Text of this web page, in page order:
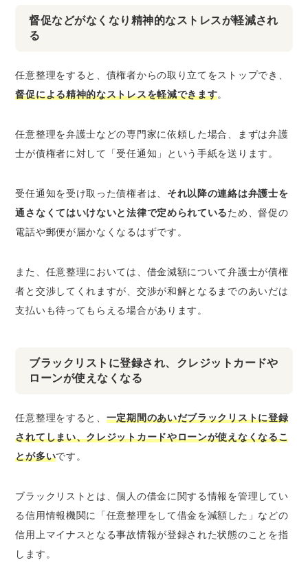
督促などがなくなり精神的なストレスが軽減され
る
任意整理をすると、債権者からの取り立てをストップでき、
督促による精神的なストレスを軽減できます。
任意整理を弁護士などの専門家に依頼した場合、まずは弁護
士が債権者に対して「受任通知」という手紙を送ります。
受任通知を受け取った債権者は、 それ以降の連絡は弁護士を
通さなくてはいけないと法律で定められているため、督促の
電話や郵便が届かなくなるはずです。
また、任意整理においては、借金減額について弁護士が債権
者と交渉してくれますが、交渉が和解となるまでのあいだは
支払いも待ってもらえる場合があります。
ブラックリストに登録され、クレジットカードや
ローンが使えなくなる
任意整理をすると、 一定期間のあいだブラックリストに登録
されてしまい、クレジットカードやローンが使えなくなるこ
とが多いです。
ブラックリストとは、個人の借金に関する情報を管理してい
る信用情報機関に「任意整理をして借金を減額した」などの
信用上マイナスとなる事故情報が登録された状態のことを指
します。